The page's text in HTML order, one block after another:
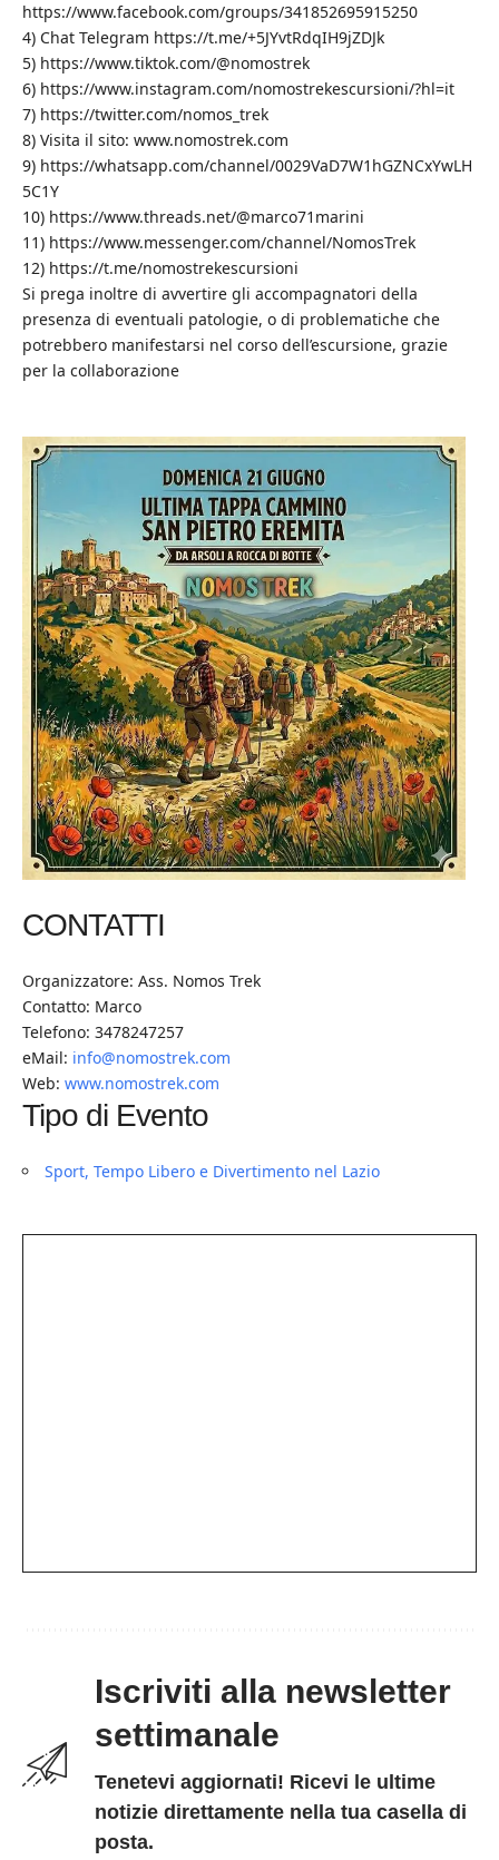
https://www.facebook.com/groups/341852695915250
4) Chat Telegram https://t.me/+5JYvtRdqIH9jZDJk
5) https://www.tiktok.com/@nomostrek
6) https://www.instagram.com/nomostrekescursioni/?hl=it
7) https://twitter.com/nomos_trek
8) Visita il sito: www.nomostrek.com
9) https://whatsapp.com/channel/0029VaD7W1hGZNCxYwLH
5C1Y
10) https://www.threads.net/@marco71marini
11) https://www.messenger.com/channel/NomosTrek
12) https://t.me/nomostrekescursioni
Si prega inoltre di avvertire gli accompagnatori della
presenza di eventuali patologie, o di problematiche che
potrebbero manifestarsi nel corso dell’escursione, grazie
per la collaborazione
CONTATTI
Organizzatore: Ass. Nomos Trek
Contatto: Marco
Telefono: 3478247257
eMail: info@nomostrek.com
Web: www.nomostrek.com
Tipo di Evento
Sport, Tempo Libero e Divertimento nel Lazio
Iscriviti alla newsletter
settimanale
Tenetevi aggiornati! Ricevi le ultime
notizie direttamente nella tua casella di
posta.